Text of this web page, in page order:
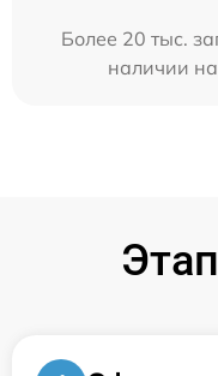
Более 20 тыс.
наличии